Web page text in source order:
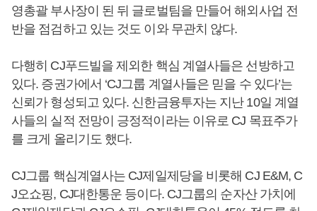
영총괄 부사장이 된 뒤 글로벌팀을 만들어 해외사업 전
반을 점검하고 있는 것도 이와 무관치 않다.
다행히 CJ푸드빌을 제외한 핵심 계열사들은 선방하고
있다. 증권가에서 ‘CJ그룹 계열사들은 믿을 수 있다’는
신뢰가 형성되고 있다. 신한금융투자는 지난 10일 계열
사들의 실적 전망이 긍정적이라는 이유로 CJ 목표주가
를 크게 올리기도 했다.
CJ그룹 핵심계열사는 CJ제일제당을 비롯해 CJ E&M, C
J오쇼핑, CJ대한통운 등이다. CJ그룹의 순자산 가치에